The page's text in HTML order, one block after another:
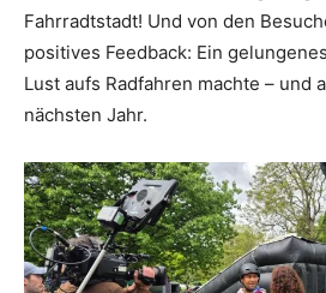
Fahrradtstadt! Und von den
positives Feedback: Ein
Lust aufs Radfahren machte – und
nächsten Jahr.